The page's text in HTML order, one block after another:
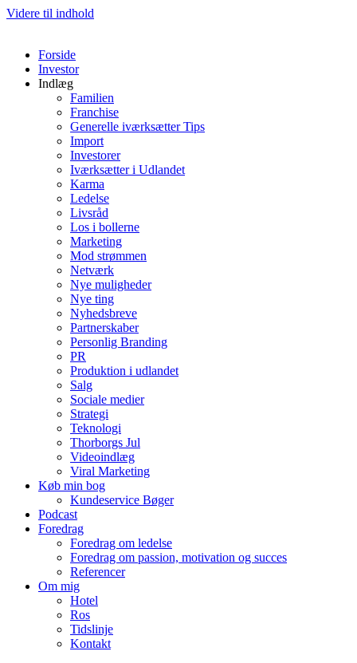
Videre til indhold
Forside
Investor
Indlæg
Familien
Franchise
Generelle iværksætter Tips
Import
Investorer
Iværksætter i Udlandet
Karma
Ledelse
Livsråd
Los i bollerne
Marketing
Mod strømmen
Netværk
Nye muligheder
Nye ting
Nyhedsbreve
Partnerskaber
Personlig Branding
PR
Produktion i udlandet
Salg
Sociale medier
Strategi
Teknologi
Thorborgs Jul
Videoindlæg
Viral Marketing
Køb min bog
Kundeservice Bøger
Podcast
Foredrag
Foredrag om ledelse
Foredrag om passion, motivation og succes
Referencer
Om mig
Hotel
Ros
Tidslinje
Kontakt